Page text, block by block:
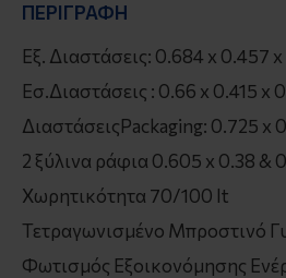
ΠΕΡΙΓΡΑΦΉ
Εξ. Διαστάσεις: 0.684 x 0.457
Eσ.Διαστάσεις : 0.66 x 0.415 x
ΔιαστάσειςPackaging: 0.725 x
2 ξύλινα ράφια 0.605 x 0.38 &
Χωρητικότητα 70/100 lt
Τετραγωνισμένο Μπροστινό
Φωτισμός Εξοικονόμησης